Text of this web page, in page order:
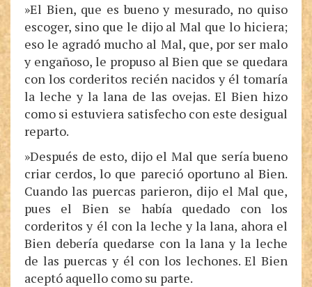
»El Bien, que es bueno y mesurado, no quiso
escoger, sino que le dijo al Mal que lo hiciera;
eso le agradó mucho al Mal, que, por ser malo
y engañoso, le propuso al Bien que se quedara
con los corderitos recién nacidos y él tomaría
la leche y la lana de las ovejas. El Bien hizo
como si estuviera satisfecho con este desigual
reparto.
»Después de esto, dijo el Mal que sería bueno
criar cerdos, lo que pareció oportuno al Bien.
Cuando las puercas parieron, dijo el Mal que,
pues el Bien se había quedado con los
corderitos y él con la leche y la lana, ahora el
Bien debería quedarse con la lana y la leche
de las puercas y él con los lechones. El Bien
aceptó aquello como su parte.